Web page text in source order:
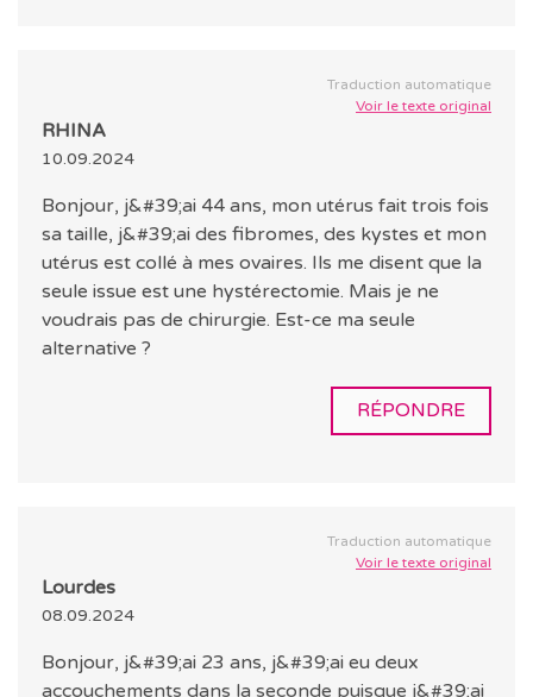
Traduction automatique
Voir le texte original
RHINA
10.09.2024
Bonjour, j&#39;ai 44 ans, mon utérus fait trois fois
sa taille, j&#39;ai des fibromes, des kystes et mon
utérus est collé à mes ovaires. Ils me disent que la
seule issue est une hystérectomie. Mais je ne
voudrais pas de chirurgie. Est-ce ma seule
alternative ?
RÉPONDRE
Traduction automatique
Voir le texte original
Lourdes
08.09.2024
Bonjour, j&#39;ai 23 ans, j&#39;ai eu deux
accouchements dans la seconde puisque j&#39;ai